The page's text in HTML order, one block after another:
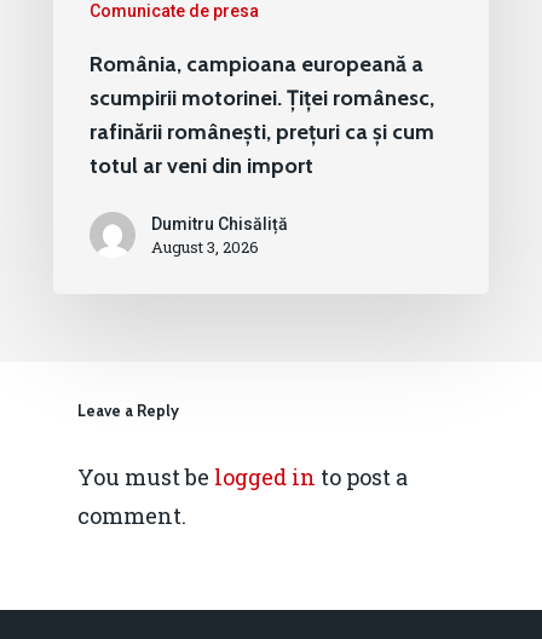
Comunicate de presa
România, campioana europeană a
scumpirii motorinei. Țiței românesc,
rafinării românești, prețuri ca și cum
totul ar veni din import
Dumitru Chisăliță
August 3, 2026
Leave a Reply
You must be logged in to post a
comment.